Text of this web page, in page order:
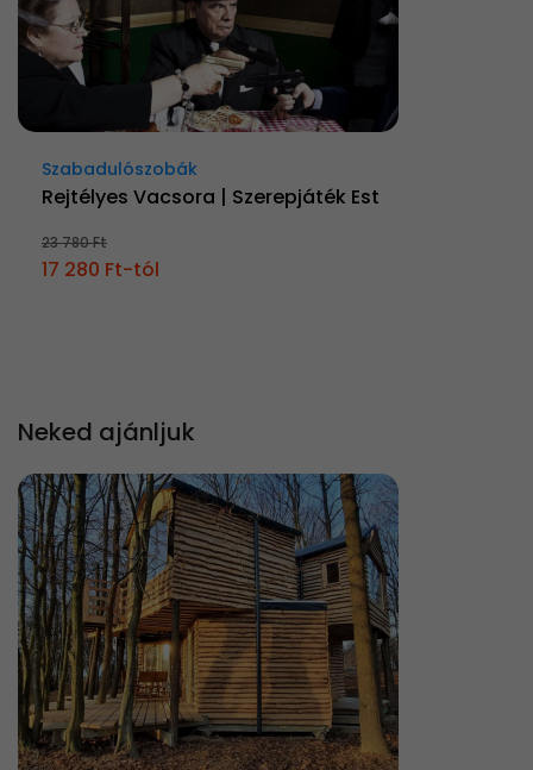
Szabadulószobák
Rejtélyes Vacsora | Szerepjáték Est
23 780 Ft
17 280 Ft-tól
Neked ajánljuk